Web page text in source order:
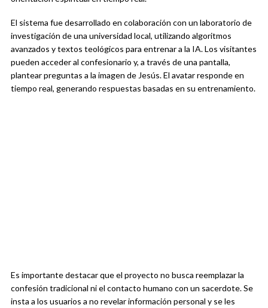
El sistema fue desarrollado en colaboración con un laboratorio de
investigación de una universidad local, utilizando algoritmos
avanzados y textos teológicos para entrenar a la IA. Los visitantes
pueden acceder al confesionario y, a través de una pantalla,
plantear preguntas a la imagen de Jesús. El avatar responde en
tiempo real, generando respuestas basadas en su entrenamiento.
Es importante destacar que el proyecto no busca reemplazar la
confesión tradicional ni el contacto humano con un sacerdote. Se
insta a los usuarios a no revelar información personal y se les